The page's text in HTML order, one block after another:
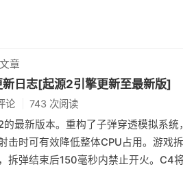
章
日志[起源2引擎更新至最新版]
论 743 次阅读
最新版本。重构了子弹穿透模拟系
击时可有效降低整体CPU占用。游戏
拆弹结束后150毫秒内禁止开火。C4